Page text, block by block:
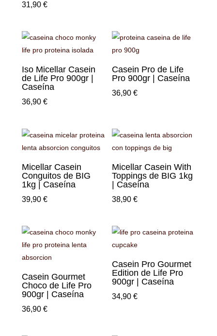
31,90 €
Iso Micellar Casein
de Life Pro 900gr |
Caseína
36,90 €
Casein Pro de Life
Pro 900gr | Caseína
36,90€
Micellar Casein
Conguitos de BIG
1kg | Caseína
39,90 €
Micellar Casein With
Toppings de BIG 1kg
| Caseína
38,90€
Casein Gourmet
Choco de Life Pro
900gr | Caseína
36,90 €
Casein Pro Gourmet
Edition de Life Pro
900gr | Caseína
34,90€